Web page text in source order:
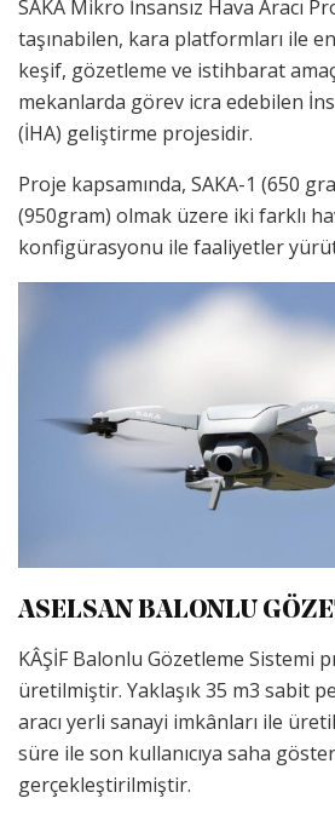
SAKA Mikro İnsansız Hava Aracı
taşınabilen, kara platformları ile
keşif, gözetleme ve istihbarat
mekanlarda görev icra edebilen
(İHA) geliştirme projesidir.
Proje kapsamında, SAKA-1 (650
(950gram) olmak üzere iki farklı
konfigürasyonu ile faaliyetler
ASELSAN BALONLU
KÂŞİF Balonlu Gözetleme Sistemi
üretilmiştir. Yaklaşık 35 m3 sabit
aracı yerli sanayi imkânları ile
süre ile son kullanıcıya saha
gerçekleştirilmiştir.